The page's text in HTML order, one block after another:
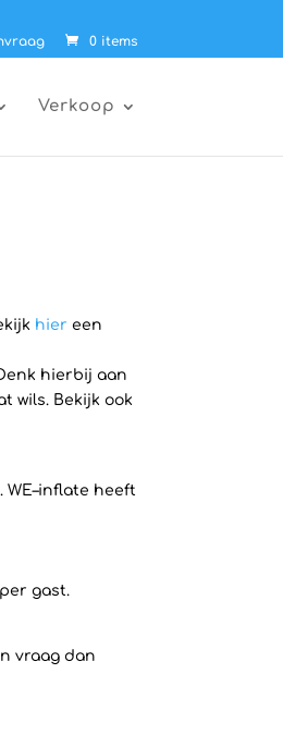
0 items
Verkoop
hier een
hierbij aan
wils. Bekijk ook
heeft
gast.
vraag dan